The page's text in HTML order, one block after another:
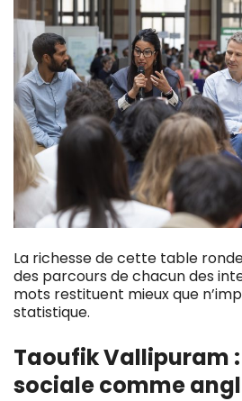
La richesse de cette table
des parcours de chacun des
mots restituent mieux que
statistique.
Taoufik Vallipuram
sociale comme